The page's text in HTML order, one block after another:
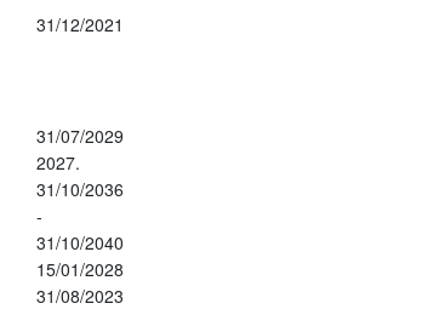
31/12/2021
31/07/2029
2027.
31/10/2036
-
31/10/2040
15/01/2028
31/08/2023